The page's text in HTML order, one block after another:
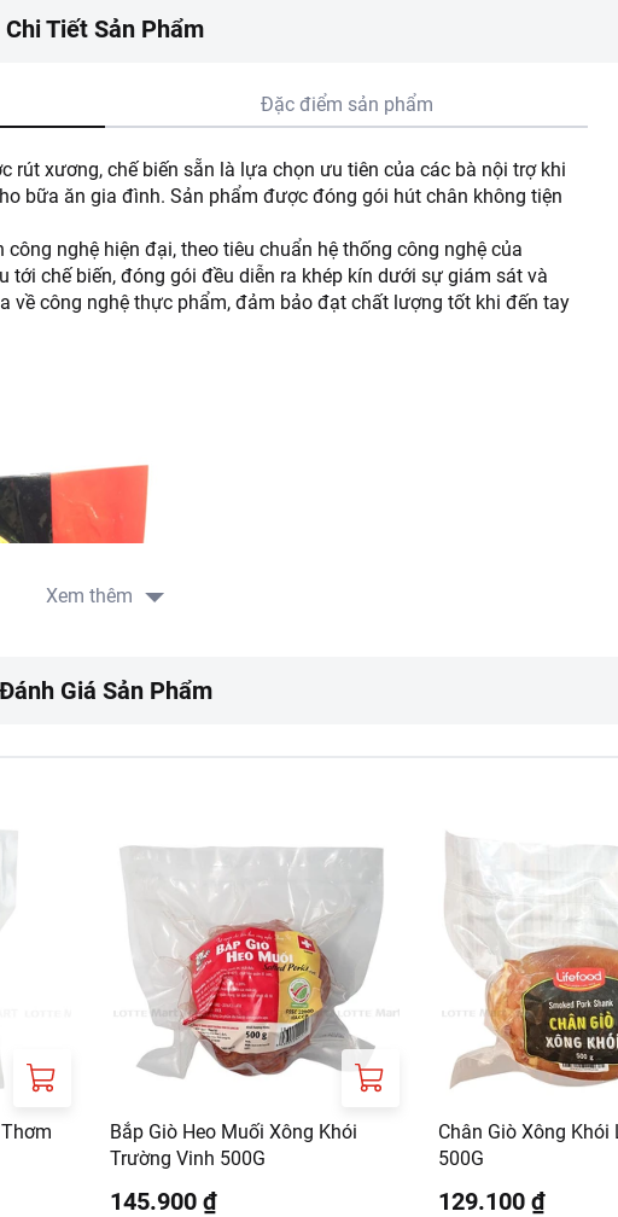
Chi Tiết Sản Phẩm
Đặc điểm sản phẩm
rút xương, chế biến sẵn là lựa chọn ưu tiên của các bà nội trợ khi
bữa ăn gia đình. Sản phẩm được đóng gói hút chân không tiện
nghệ hiện đại, theo tiêu chuẩn hệ thống công nghệ của
tới chế biến, đóng gói đều diễn ra khép kín dưới sự giám sát và
về công nghệ thực phẩm, đảm bảo đạt chất lượng tốt khi đến tay
chính là thịt heo và các gia vị tự nhiên khác.
chín có thể sử dụng trực tiếp, ăn kèm với bánh mì, salad… hoặc
tủ lạnh ở nhiệt độ 0 - 4 độ C. Nếu đã cắt, phần còn lại nên bảo
tùy theo khu vực và đơn hàng của Quý khách, vui lòng xem
vi-nsg/faq/39
Xem thêm
Giá Sản Phẩm
Bắp Giò Heo Muối Xông Khói
Trường Vinh 500G
145.900 ₫
Chân Giò Xông
500G
129.100 ₫